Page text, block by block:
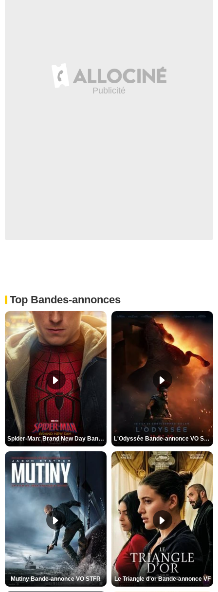
Top Bandes-annonces
Spider-Man: Brand New Day Bande-annonce VO STFR L'Odyssée Bande-annonce VO STFR
Mutiny Bande-annonce VO STFR Le Triangle d'or Bande-annonce VF